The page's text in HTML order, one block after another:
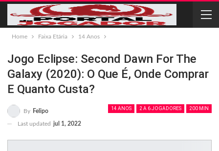
Home Faixa Etária 14 Anos
Jogo Eclipse: Second Dawn For The
Galaxy (2020): O Que É, Onde Comprar
E Quanto Custa?
14 ANOS 2 A 6 JOGADORES 200 MIN
By Felipo
Last updated jul 1, 2022